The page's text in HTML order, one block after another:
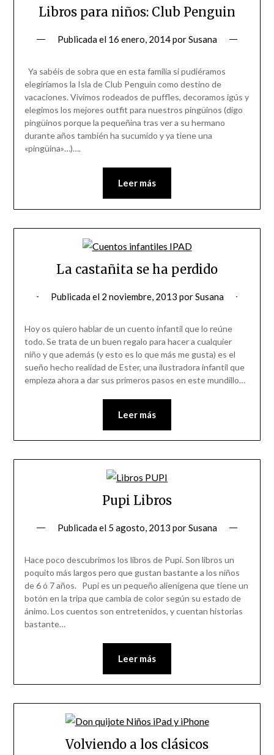
Libros para niños: Club Penguin
Publicada el 16 enero, 2014porSusana
Ya sabéis de sobra que en esta familia si pudiéramos
elegiríamos la Isla de Club Penguin como destino de
vacaciones. Vivimos rodeados de puffles, decoramos igús y
elegimos los mejores outfit para nuestros pingüinos (digo
pingüinos porque la pequeñina tras ver a su hermano
durante años también ha sucumido y ya tiene una
«pingüina»…)….
Leer más
La castañita se ha perdido
Publicada el 2 noviembre, 2013 porSusana
Hoy os quiero hablar de un cuento infantil que lo reúne
todo. Se trata de un buen regalo para hacer a cualquier
niño y que además (y esto es lo que más me gusta) es el
sueño hecho realidad de Ester, una ilustradora infantil que
empieza ahora a dar sus primeros pasos en este mundillo…
Leer más
Pupi Libros
Publicada el 5 agosto, 2013 porSusana
Hace poco descubrimos los libros de Pupi. Son libros un
poquito más largos pero que gustan bastante a los niños
de 6 ó 7 años. Pupi es un pequeño alienígena que tiene un
botón en la tripa que cambia de color según su estado de
ánimo. Los cuentos son entretenidos, y cuentan historias
bastante…
Leer más
Volviendo a los clásicos